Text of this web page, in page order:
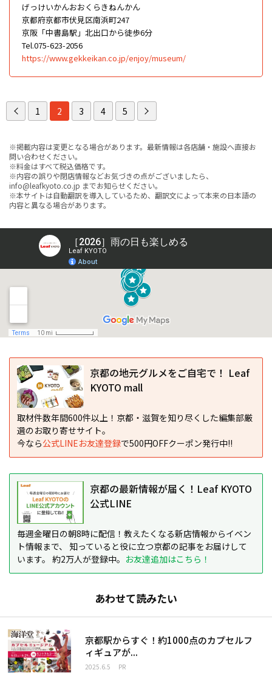
げっけいかんおおくらきねんかん
京都府京都市伏見区南浜町247
京阪「中書島駅」北出口から徒歩6分
Tel.075-623-2056
https://www.gekkeikan.co.jp/enjoy/museum/
1 2 3 4 5
※掲載内容は変更となる場合があります。最新情報は各店舗・施設へ直接お
問い合わせください。
※料金はすべて税込価格です。
※内容の誤りや閉店情報などお気づきの点がございましたら、
info@leafkyoto.co.jp までお知らせください。
※本サイトは自動翻訳を導入しているため、翻訳文によって本来の日本語の
内容と異なる場合があります。
京都の地元グルメをご自宅で！ Leaf
KYOTO mall
取材件数年間600件以上！京都・滋賀を知り尽くした編集部厳
選のお取り寄せサイト。
今なら公式LINEお友達登録で500円OFFクーポン発行中!!
京都の最新情報が届く！Leaf KYOTO
公式LINE
毎週金曜日の朝8時に配信！教えたくなる新店情報からイベン
ト情報まで、 知っていると役に立つ京都の記事をお届けして
います。 約2万人が登録中。 お友達追加はこちら！
あわせて読みたい
京都駅からすぐ！約1000点のカプセルフ
ィギュアが...
2025.6.5 PR